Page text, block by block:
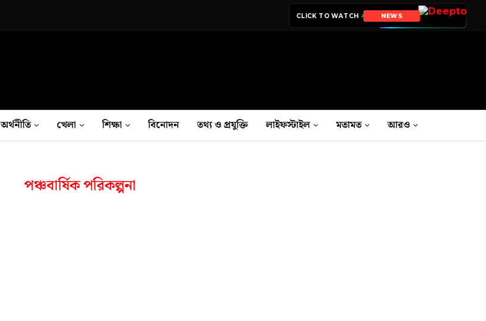
CLICK TO WATCH NEWS
অর্থনীতি খেলা শিক্ষা বিনোদন তথ‍্য ও প্রযুক্তি লাইফস্টাইল মতামত আরও
পঞ্চবার্ষিক পরিকল্পনা